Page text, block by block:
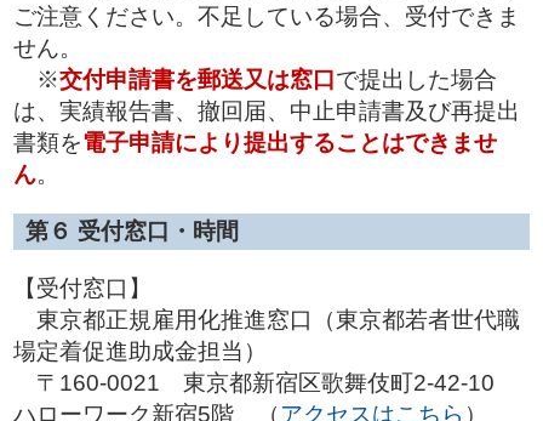
ご注意ください。不足している場合、受付できま
せん。
※交付申請書を郵送又は窓口 で提出した場合
は、実績報告書、撤回届、中止申請書及び再提出
書類を電子申請により提出することはできませ
ん。
第６ 受付窓口・時間
【受付窓口】
東京都正規雇用化推進窓口（東京都若者世代職
場定着促進助成金担当）
〒160-0021 東京都新宿区歌舞伎町2-42-10
ハローワーク新宿5階 （ アクセスはこちら ）